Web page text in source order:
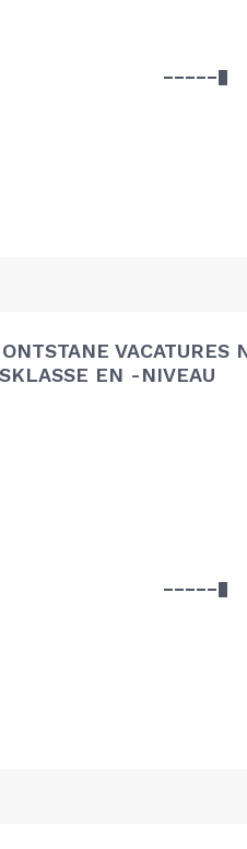
VACATURES
EN -NIVEAU